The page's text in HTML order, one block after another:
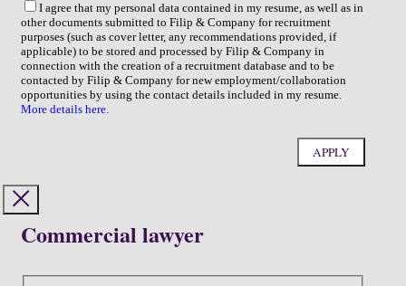
I agree that my personal data contained in my resume, as well as in
other documents submitted to Filip & Company for recruitment
purposes (such as cover letter, any recommendations provided, if
applicable) to be stored and processed by Filip & Company in
connection with the creation of a recruitment database and to be
contacted by Filip & Company for new employment/collaboration
opportunities by using the contact details included in my resume.
More details here.
Commercial lawyer